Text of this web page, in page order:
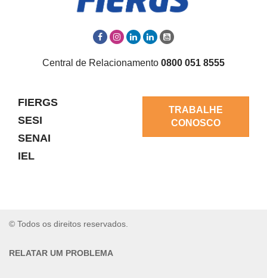
Central de Relacionamento 0800 051 8555
FIERGS
SESI
SENAI
IEL
TRABALHE
CONOSCO
© Todos os direitos reservados.
RELATAR UM PROBLEMA